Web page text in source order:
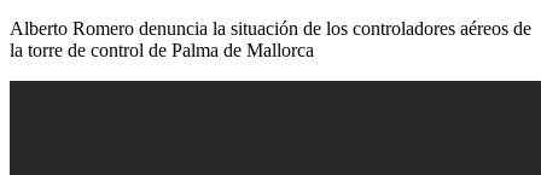
Alberto Romero denuncia la situación de los controladores aéreos de
la torre de control de Palma de Mallorca